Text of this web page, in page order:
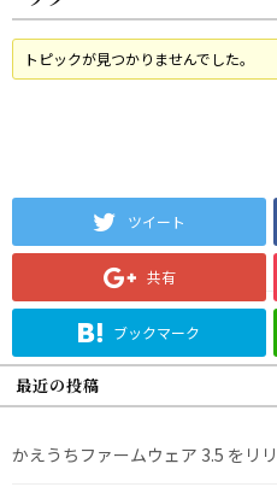
トピックが見つかりませんでした。
ツイート
共有
ブックマーク
最近の投稿
かえうちファームウェア 3.5 をリ